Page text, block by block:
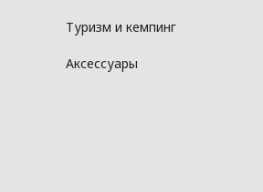
Туризм и кемпинг
Аксессуары